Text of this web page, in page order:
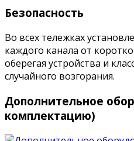
Безопасность
Во всех тележках
каждого канала от
оберегая устройства и
случайного возгорания.
Дополнительное
комплектацию)